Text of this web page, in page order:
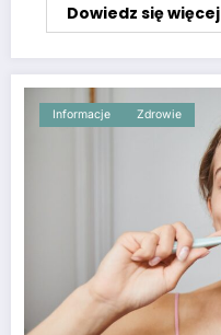
Dowiedz się więcej
Informacje Zdrowie